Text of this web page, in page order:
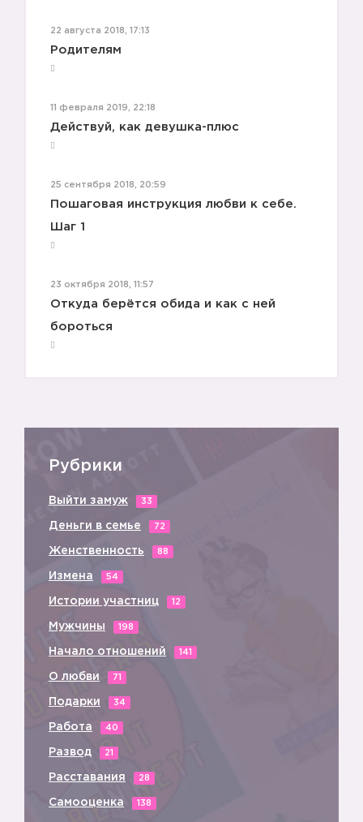
22 августа 2018, 17:13
Родителям
11 февраля 2019, 22:18
Действуй, как девушка-плюс
25 сентября 2018, 20:59
Пошаговая инструкция любви к себе.
Шаг 1
23 октября 2018, 11:57
Откуда берётся обида и как с ней
бороться
Рубрики
Выйти замуж 33
Деньги в семье 72
Женственность 88
Измена 54
Истории участниц 12
Мужчины 198
Начало отношений 141
О любви 71
Подарки 34
Работа 40
Развод 21
Расставания 28
Самооценка 138